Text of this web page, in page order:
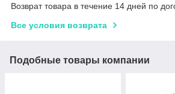
Возврат товара в течение 14 дней по
Все условия возврата
Подобные товары компании